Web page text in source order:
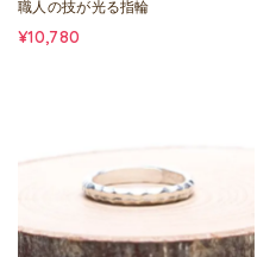
職人の技が光る指輪
¥10,780